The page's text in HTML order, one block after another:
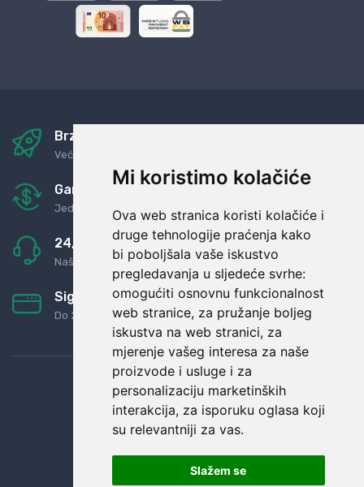
Mi koristimo kolačiće
Ova web stranica koristi kolačiće i
druge tehnologije praćenja kako
bi poboljšala vaše iskustvo
pregledavanja u sljedeće svrhe:
omogućiti osnovnu funkcionalnost
web stranice, za pružanje boljeg
iskustva na web stranici, za
mjerenje vašeg interesa za naše
proizvode i usluge i za
personalizaciju marketinških
interakcija, za isporuku oglasa koji
su relevantniji za vas.
Slažem se
Brza i sigurna dostava
Već za nekoliko dana kod vas
Garancija u povrat novaca
Jednostavno pravilo: Roba za novac
24/7 odlična podrška
Naši agenti uvijek na raspolaganju
Sigurno obročno plaćanje
Do 24 rata bez kamata